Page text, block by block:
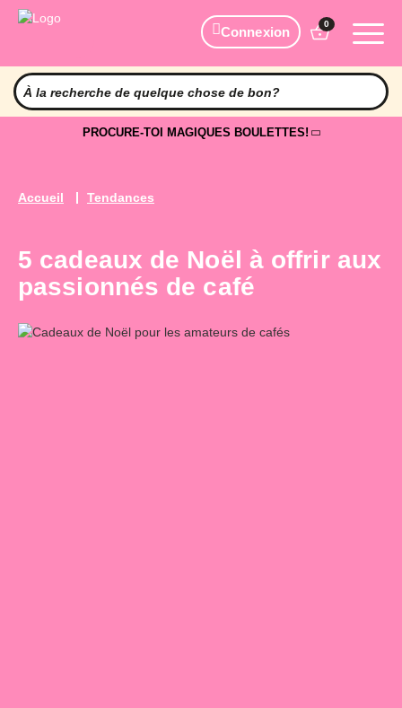
Connexion
0
PROCURE-TOI MAGIQUES BOULETTES!
Accueil Tendances
5 cadeaux de Noël à offrir aux
passionnés de café